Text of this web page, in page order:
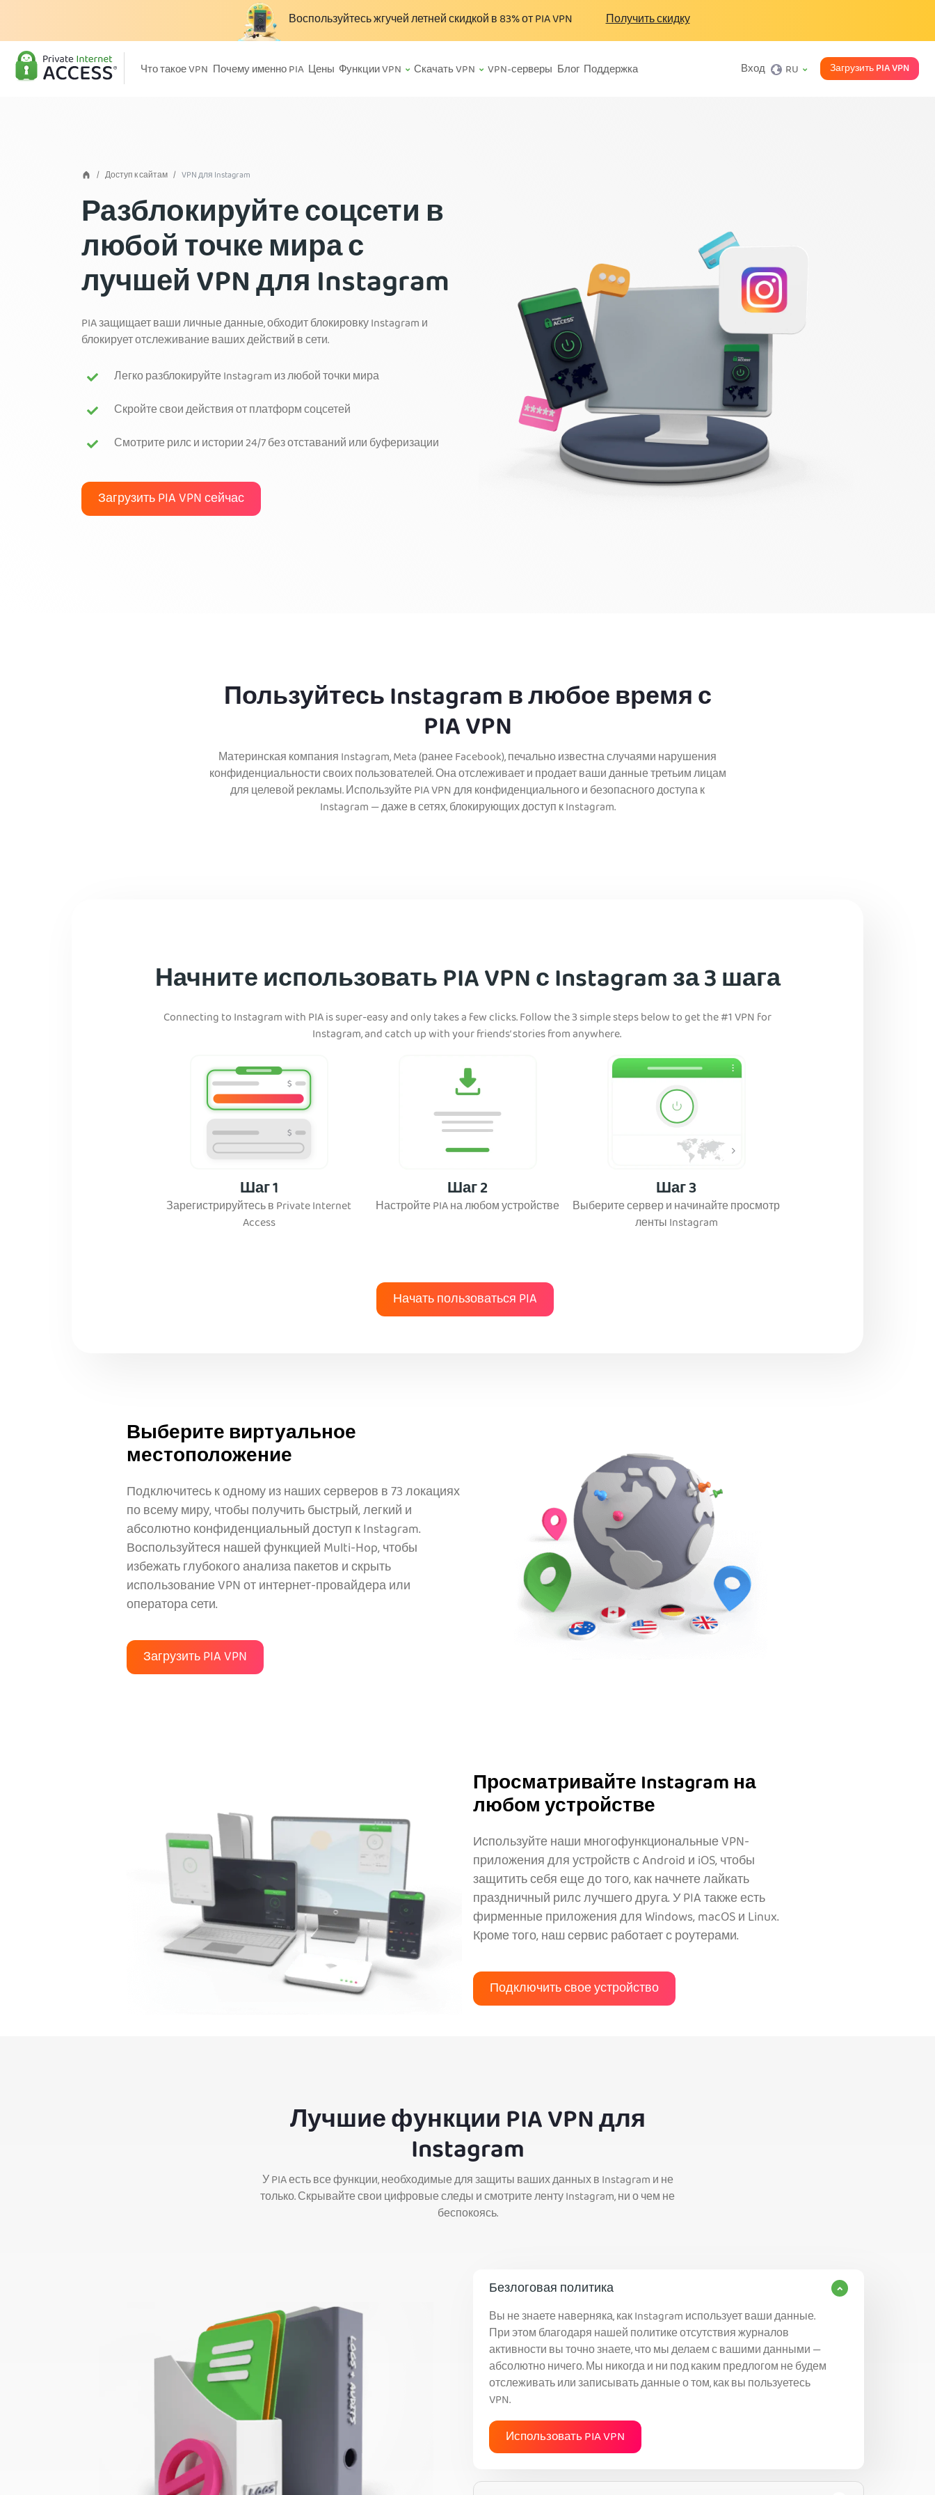
Воспользуйтесь жгучей летней скидкой в83%от PIA VPN Получить скидку
Что такое VPN Почему именно PIA Цены Функции VPN Скачать VPN VPN-серверы Блог Поддержка Вход RU Загрузить PIA VPN
Доступ к сайтам VPN для Instagram
Разблокируйте соцсети в
любой точке мира с
лучшей VPN для Instagram
PIA защищает ваши личные данные, обходит блокировку Instagram и
блокирует отслеживание ваших действий в сети.
Легко разблокируйте Instagram из любой точки мира
Скройте свои действия от платформ соцсетей
Смотрите рилс и истории 24/7 без отставаний или буферизации
Загрузить PIA VPN сейчас
Пользуйтесь Instagram в любое время с
PIA VPN
Материнская компания Instagram, Meta (ранее Facebook), печально известна случаями нарушения
конфиденциальности своих пользователей. Она отслеживает и продает ваши данные третьим лицам
для целевой рекламы. Используйте PIA VPN для конфиденциального и безопасного доступа к
Instagram — даже в сетях, блокирующих доступ к Instagram.
Начните использовать PIA VPN с Instagram за 3 шага
Connecting to Instagram with PIA is super-easy and only takes a few clicks. Follow the 3 simple steps below to get the #1 VPN for
Instagram, and catch up with your friends’ stories from anywhere.
Шаг 1
Зарегистрируйтесь в Private Internet
Access
Шаг 2
Настройте PIA на любом устройстве
Шаг 3
Выберите сервер и начинайте просмотр
ленты Instagram
Начать пользоваться PIA
Выберите виртуальное
местоположение
Подключитесь к одному из наших серверов в 73 локациях
по всему миру, чтобы получить быстрый, легкий и
абсолютно конфиденциальный доступ к Instagram.
Воспользуйтеся нашей функцией Multi-Hop, чтобы
избежать глубокого анализа пакетов и скрыть
использование VPN от интернет-провайдера или
оператора сети.
Загрузить PIA VPN
Просматривайте Instagram на
любом устройстве
Используйте наши многофункциональные VPN-
приложения для устройств с Android и iOS, чтобы
защитить себя еще до того, как начнете лайкать
праздничный рилс лучшего друга. У PIA также есть
фирменные приложения для Windows, macOS и Linux.
Кроме того, наш сервис работает с роутерами.
Подключить свое устройство
Лучшие функции PIA VPN для
Instagram
У PIA есть все функции, необходимые для защиты ваших данных в Instagram и не
только. Скрывайте свои цифровые следы и смотрите ленту Instagram, ни о чем не
беспокоясь.
Безлоговая политика
Вы не знаете наверняка, как Instagram использует ваши данные.
При этом благодаря нашей политике отсутствия журналов
активности вы точно знаете, что мы делаем с вашими данными —
абсолютно ничего. Мы никогда и ни под каким предлогом не будем
отслеживать или записывать данные о том, как вы пользуетесь
VPN.
Использовать PIA VPN